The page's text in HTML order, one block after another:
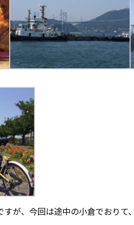
すが、今回は途中の小倉でおり